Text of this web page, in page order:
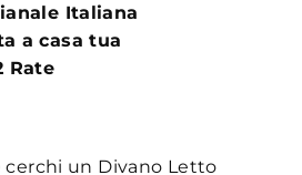
Italiana
a casa tua
Rate
cerchi un Divano Letto